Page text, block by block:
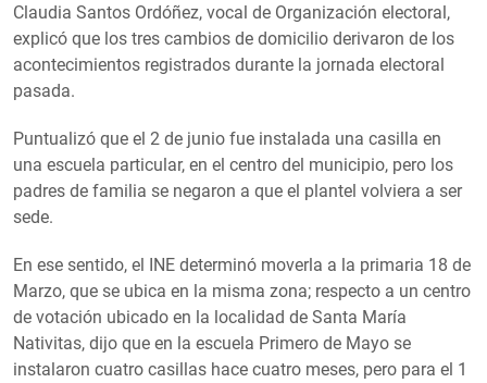
Claudia Santos Ordóñez, vocal de Organización electoral,
explicó que los tres cambios de domicilio derivaron de los
acontecimientos registrados durante la jornada electoral
pasada.
Puntualizó que el 2 de junio fue instalada una casilla en
una escuela particular, en el centro del municipio, pero los
padres de familia se negaron a que el plantel volviera a ser
sede.
En ese sentido, el INE determinó moverla a la primaria 18 de
Marzo, que se ubica en la misma zona; respecto a un centro
de votación ubicado en la localidad de Santa María
Nativitas, dijo que en la escuela Primero de Mayo se
instalaron cuatro casillas hace cuatro meses, pero para el 1